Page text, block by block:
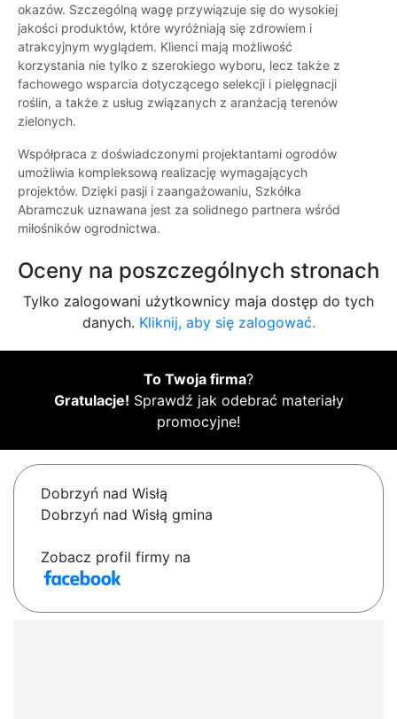
okazów. Szczególną wagę przywiązuje się do wysokiej
jakości produktów, które wyróżniają się zdrowiem i
atrakcyjnym wyglądem. Klienci mają możliwość
korzystania nie tylko z szerokiego wyboru, lecz także z
fachowego wsparcia dotyczącego selekcji i pielęgnacji
roślin, a także z usług związanych z aranżacją terenów
zielonych.
Współpraca z doświadczonymi projektantami ogrodów
umożliwia kompleksową realizację wymagających
projektów. Dzięki pasji i zaangażowaniu, Szkółka
Abramczuk uznawana jest za solidnego partnera wśród
miłośników ogrodnictwa.
Oceny na poszczególnych stronach
Tylko zalogowani użytkownicy maja dostęp do tych
danych. Kliknij, aby się zalogować.
To Twoja firma?
Gratulacje! Sprawdź jak odebrać materiały
promocyjne!
Dobrzyń nad Wisłą
Dobrzyń nad Wisłą gmina
Zobacz profil firmy na